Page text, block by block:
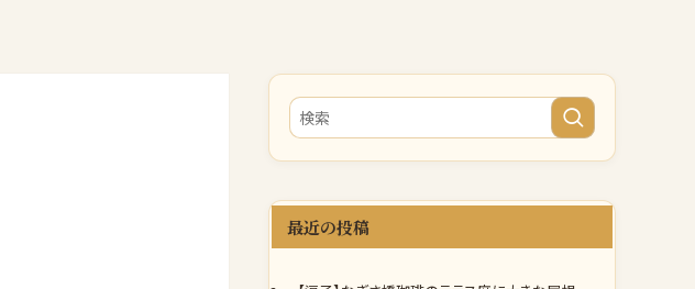
最近の投稿